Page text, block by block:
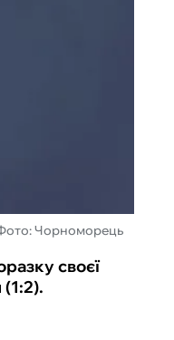
Чорноморець
своєї